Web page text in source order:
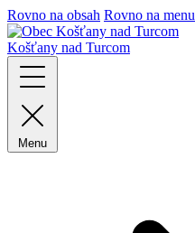
Rovno na obsah Rovno na menu
Košťany nad Turcom
Menu